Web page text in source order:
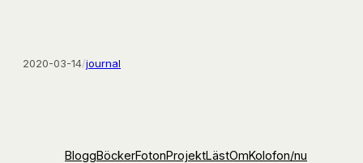
2020-03-14/journal
BloggBöckerFotonProjektLästOmKolofon/nu